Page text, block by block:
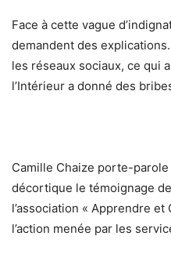
Face à cette vague
demandent des
les réseaux sociaux, ce qui
l’Intérieur a donné des
Camille Chaize porte-
décortique le témoignage
l’association « Apprendre
l’action menée par les